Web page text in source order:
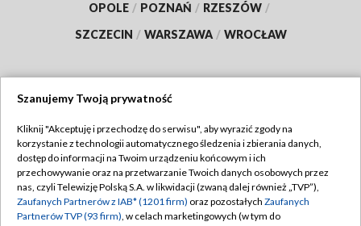
OPOLE / POZNAŃ / RZESZÓW /
SZCZECIN / WARSZAWA / WROCŁAW
TVP
Abonament TVP
Emisja w TVP
Regulamin TVP
Polityka prywatności
Szanujemy Twoją prywatność
Kliknij "Akceptuję i przechodzę do serwisu", aby wyrazić zgody na
korzystanie z technologii automatycznego śledzenia i zbierania danych,
dostęp do informacji na Twoim urządzeniu końcowym i ich
przechowywanie oraz na przetwarzanie Twoich danych osobowych przez
nas, czyli Telewizję Polską S.A. w likwidacji (zwaną dalej również „TVP”),
Zaufanych Partnerów z IAB* (1201 firm) oraz pozostałych Zaufanych
Partnerów TVP (93 firm), w celach marketingowych (w tym do